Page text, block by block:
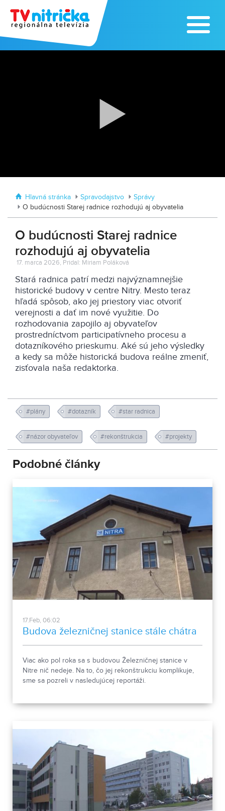
Traktormánia 2025 s pozvánkou
Hlavná stránka Spravodajstvo
Správy
O budúcnosti Starej radnice rozhodujú aj obyvatelia
O budúcnosti Starej radnice
rozhodujú aj obyvatelia
17. marca 2026, Pridal: Miriam Poláková
Stará radnica patrí medzi najvýznamnejšie
historické budovy v centre Nitry. Mesto teraz
hľadá spôsob, ako jej priestory viac otvoriť
verejnosti a dať im nové využitie. Do
rozhodovania zapojilo aj obyvateľov
prostredníctvom participatívneho procesu a
dotazníkového prieskumu. Aké sú jeho výsledky
a kedy sa môže historická budova reálne zmeniť,
zisťovala naša redaktorka.
#plány #dotazník #star radnica
#názor obyvateľov #rekonštrukcia #projekty
Podobné články
17.Feb, 06:02
Budova železničnej stanice stále chátra
Viac ako pol roka sa s budovou Železničnej stanice v
Nitre nič nedeje. Na to, čo jej rekonštrukciu komplikuje,
sme sa pozreli v nasledujúcej reportáži.